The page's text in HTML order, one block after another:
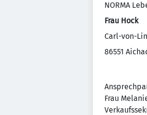
NORMA
Frau Hock
Carl-von-
86551
Frau